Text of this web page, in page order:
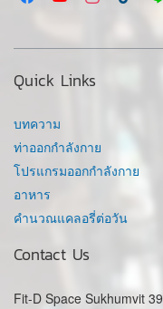
Quick Links
บทความ
ท่าออกกำลังกาย
โปรแกรมออกกำลังกาย
อาหาร
คำนวณแคลอรี่ต่อวัน
Contact Us
Fit-D Space Sukhumvit 39